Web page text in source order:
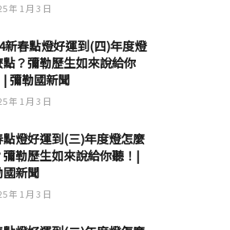
年 1 月 3 日
新春點燈好運到(四)年度燈
點？彌勒歷生如來說給你
| 彌勒國新聞
年 1 月 3 日
點燈好運到(三)年度燈怎麼
彌勒歷生如來說給你聽！|
國新聞
年 1 月 3 日